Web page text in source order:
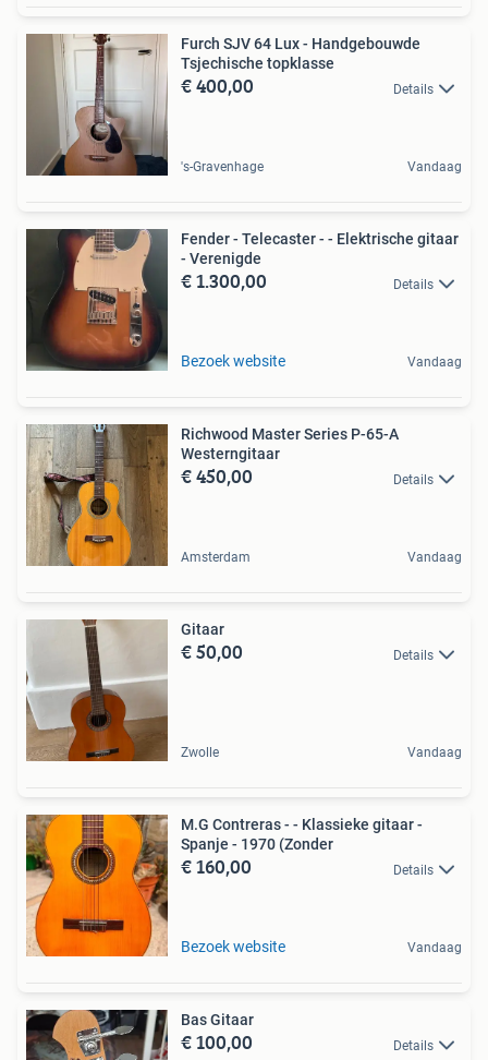
Furch SJV 64 Lux - Handgebouwde
Tsjechische topklasse
€ 400,00 Details
's-Gravenhage Vandaag
Fender - Telecaster - - Elektrische gitaar
- Verenigde
€ 1.300,00 Details
Bezoek website Vandaag
Richwood Master Series P-65-A
Westerngitaar
€ 450,00 Details
Amsterdam Vandaag
Gitaar
€ 50,00 Details
Zwolle Vandaag
M.G Contreras - - Klassieke gitaar -
Spanje - 1970 (Zonder
€ 160,00 Details
Bezoek website Vandaag
Bas Gitaar
€ 100,00 Details